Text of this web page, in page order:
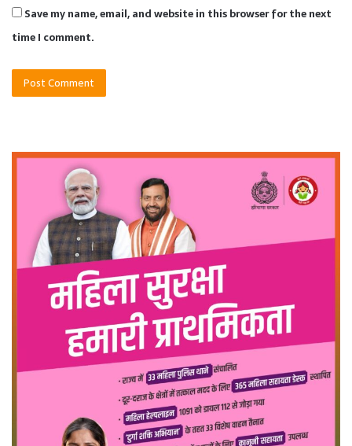
Save my name, email, and website in this browser for the next
time I comment.